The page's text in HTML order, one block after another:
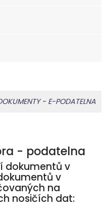
- E-PODATELNA
- podatelna
dokumentů v
v
na
nosičích dat: